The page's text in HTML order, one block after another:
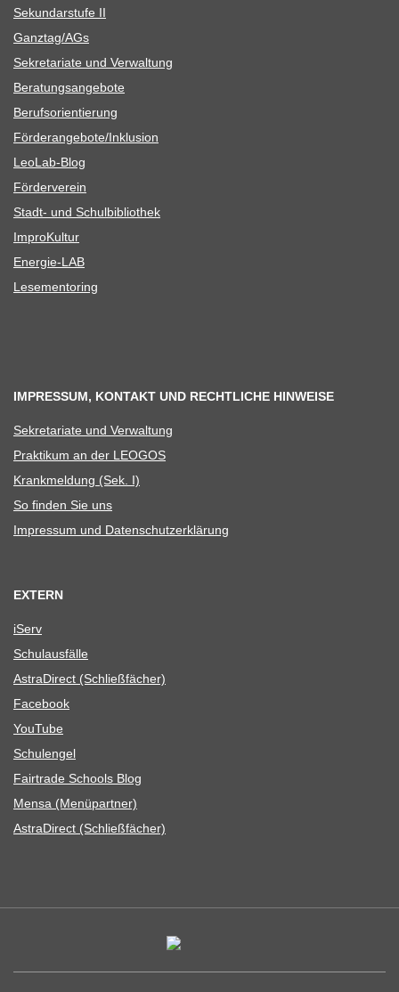
Sekun­dar­stufe II
Ganztag/​​AGs
Sekre­ta­riate und Verwaltung
Bera­tungs­an­ge­bote
Berufs­ori­en­tie­rung
Förderangebote/​​Inklusion
Leo­Lab-Blog
För­der­ver­ein
Stadt- und Schulbibliothek
Impro­Kul­tur
Ener­­gie-LAB
Lese­men­to­ring
IMPRESSUM, KONTAKT UND RECHTLICHE HINWEISE
Sekre­ta­riate und Verwaltung
Prak­ti­kum an der LEOGOS
Krank­mel­dung (Sek. I)
So fin­den Sie uns
Impres­sum und Datenschutzerklärung
EXTERN
iServ
Schul­aus­fälle
Astra­Di­rect (Schließ­fä­cher)
Face­book
You­Tube
Schul­en­gel
Fair­trade Schools Blog
Mensa (Menü­part­ner)
Astra­Di­rect (Schließ­fä­cher)